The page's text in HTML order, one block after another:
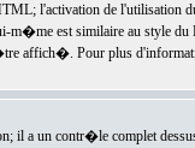
l'activation de l'utilisation
m�me est similaire au style
affich�. Pour plus
il a un contr�le complet